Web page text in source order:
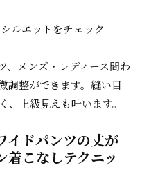
ルエットをチェック
、メンズ・レディース問わ
調整ができます。縫い目
上級見えも叶います。
イドパンツの丈が
こなしテクニッ